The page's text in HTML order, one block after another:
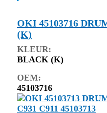
OKI 45103716
(K)
KLEUR:
BLACK (K)
OEM:
45103716